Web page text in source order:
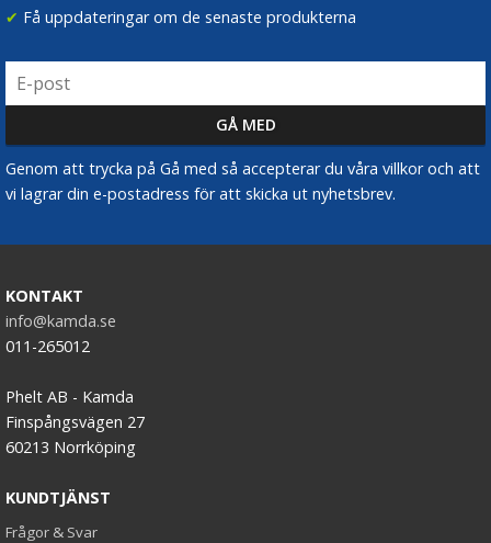
✔ Få uppdateringar om de senaste produkterna
Genom att trycka på Gå med så accepterar du våra villkor och att
vi lagrar din e-postadress för att skicka ut nyhetsbrev.
KONTAKT
info@kamda.se
011-265012
Phelt AB - Kamda
Finspångsvägen 27
60213 Norrköping
KUNDTJÄNST
Frågor & Svar